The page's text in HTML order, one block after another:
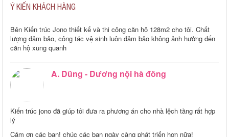
Ý KIẾN KHÁCH HÀNG
A Thành – PTGD Lilama3
Bên Kiến trúc Jono thiết kế và thi công căn hô 128m2 cho tôi. Chất
lượng đảm bảo, công tác vệ sinh luôn đảm bảo không ảnh hưởng đến
căn hộ xung quanh
A. Dũng - Dương nội hà đông
Kiến trúc jono đã giúp tôi đưa ra phương án cho nhà lệch tầng rất hợp
lý
Cảm ơn các bạn! chúc các bạn ngày càng phát triển hơn nữa!